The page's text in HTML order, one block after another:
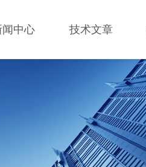
闻中心 技术文章